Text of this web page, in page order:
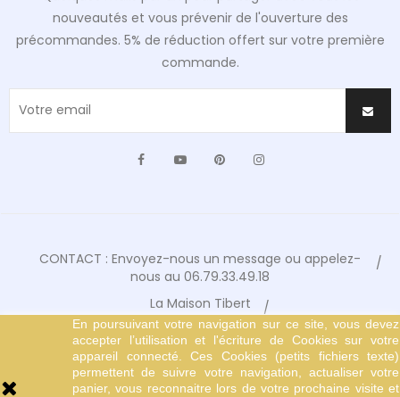
nouveautés et vous prévenir de l'ouverture des
précommandes. 5% de réduction offert sur votre première
commande.
FacebookYouTubePinterest
CONTACT : Envoyez-nous un message ou appelez-
nous au 06.79.33.49.18
La Maison Tibert
Conditions Générales de Vente
Mentions Légales
© Copyright 2024 Tibert Editions
En poursuivant votre navigation sur ce site, vous devez
accepter l’utilisation et l'écriture de Cookies sur votre
appareil connecté. Ces Cookies (petits fichiers texte)
permettent de suivre votre navigation, actualiser votre
panier, vous reconnaitre lors de votre prochaine visite et